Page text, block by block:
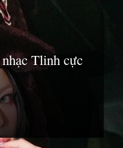
Tlinh cực